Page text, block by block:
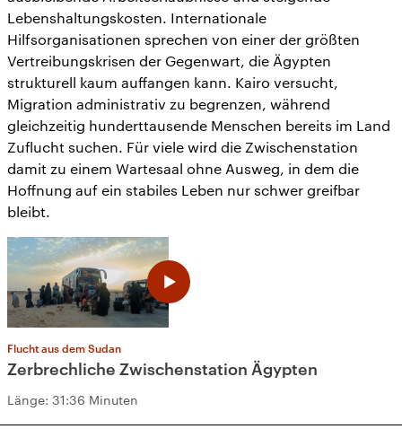
Lebenshaltungskosten. Internationale
Hilfsorganisationen sprechen von einer der größten
Vertreibungskrisen der Gegenwart, die Ägypten
strukturell kaum auffangen kann. Kairo versucht,
Migration administrativ zu begrenzen, während
gleichzeitig hunderttausende Menschen bereits im Land
Zuflucht suchen. Für viele wird die Zwischenstation
damit zu einem Wartesaal ohne Ausweg, in dem die
Hoffnung auf ein stabiles Leben nur schwer greifbar
bleibt.
Flucht aus dem Sudan
Zerbrechliche Zwischenstation Ägypten
Länge: 31:36 Minuten